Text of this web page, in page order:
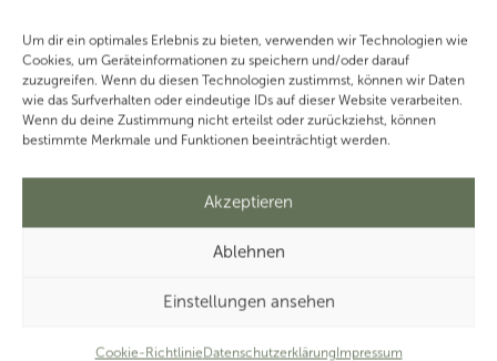
Um dir ein optimales Erlebnis zu bieten, verwenden wir Technologien wie
Cookies, um Geräteinformationen zu speichern und/oder darauf
zuzugreifen. Wenn du diesen Technologien zustimmst, können wir Daten
wie das Surfverhalten oder eindeutige IDs auf dieser Website verarbeiten.
Wenn du deine Zustimmung nicht erteilst oder zurückziehst, können
bestimmte Merkmale und Funktionen beeinträchtigt werden.
Akzeptieren
Ablehnen
Einstellungen ansehen
Cookie-RichtlinieDatenschutzerklärungImpressum